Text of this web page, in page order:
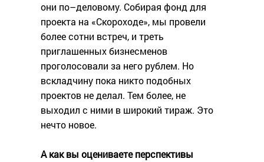
они по–деловому. Собирая фонд для
проекта на «Скороходе», мы провели
более сотни встреч, и треть
приглашенных бизнесменов
проголосовали за него рублем. Но
вскладчину пока никто подобных
проектов не делал. Тем более, не
выходил с ними в широкий тираж. Это
нечто новое.
А как вы оцениваете перспективы